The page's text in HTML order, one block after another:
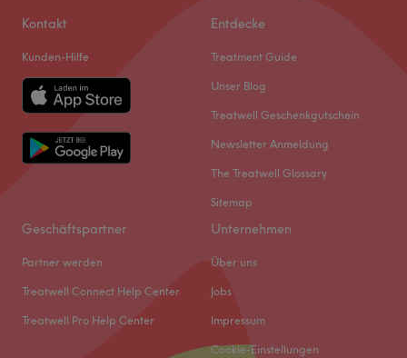
Kontakt
Kunden-Hilfe
Entdecke
Treatment Guide
Unser Blog
Treatwell Geschenkgutschein
Newsletter Anmeldung
The Treatwell Glossary
Sitemap
Geschäftspartner
Partner werden
Treatwell Connect Help Center
Treatwell Pro Help Center
Unternehmen
Über uns
Jobs
Impressum
Cookie-Einstellungen